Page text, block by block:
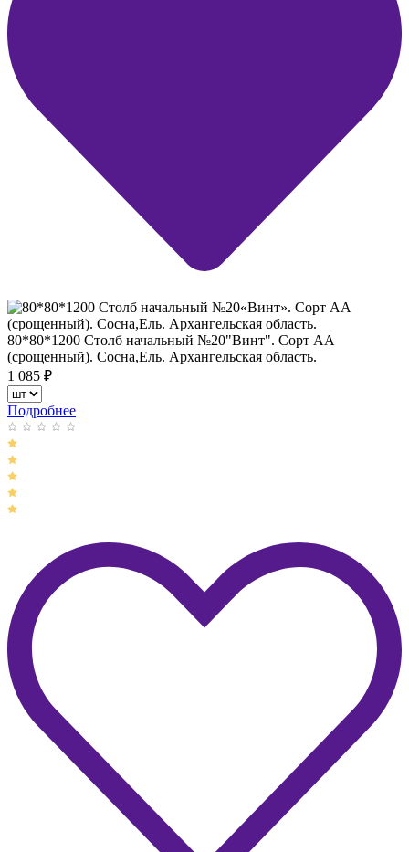
80*80*1200 Столб начальный №20"Винт". Сорт АА
(срощенный). Сосна,Ель. Архангельская область.
1 085 ₽
Подробнее